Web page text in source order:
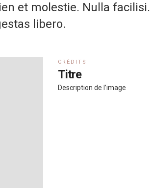
et molestie. Nulla
libero.
CRÉDITS
Titre
Description de l’image